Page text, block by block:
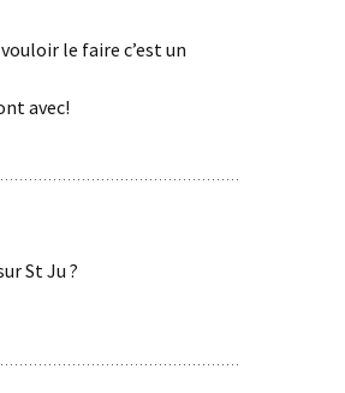
le faire c’est un
avec!
St Ju ?